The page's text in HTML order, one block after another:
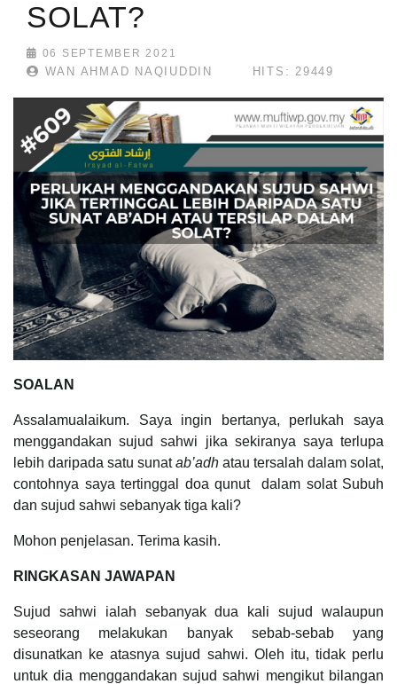
SOLAT?
06 SEPTEMBER 2021
WAN AHMAD NAQIUDDIN HITS: 29449
SOALAN
Assalamualaikum. Saya ingin bertanya, perlukah saya
menggandakan sujud sahwi jika sekiranya saya terlupa
lebih daripada satu sunatab’adh atau tersalah dalam solat,
contohnya saya tertinggal doa qunut dalam solat Subuh
dan sujud sahwi sebanyak tiga kali?
Mohon penjelasan. Terima kasih.
RINGKASAN JAWAPAN
Sujud sahwi ialah sebanyak dua kali sujud walaupun
seseorang melakukan banyak sebab-sebab yang
disunatkan ke atasnya sujud sahwi. Oleh itu, tidak perlu
untuk dia menggandakan sujud sahwi mengikut bilangan